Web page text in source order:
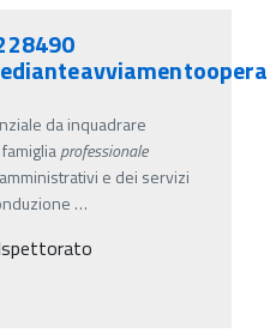
da inquadrare
professionale
e dei servizi
…